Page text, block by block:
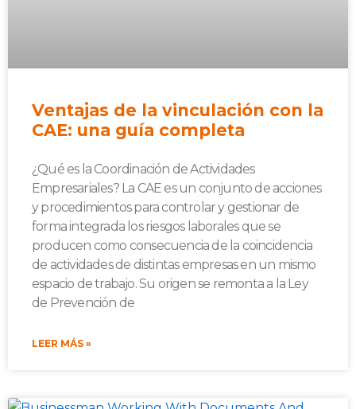
Ventajas de la vinculación con la
CAE: una guía completa
¿Qué es la Coordinación de Actividades
Empresariales? La CAE es un conjunto de acciones
y procedimientos para controlar y gestionar de
forma integrada los riesgos laborales que se
producen como consecuencia de la coincidencia
de actividades de distintas empresas en un mismo
espacio de trabajo. Su origen se remonta a la Ley
de Prevención de
LEER MÁS »